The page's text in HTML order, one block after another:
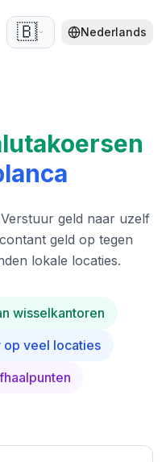
🇧🇪 Nederlands
geld naar uzelf
geld op tegen
lokale locaties.
wisselkantoren
veel locaties